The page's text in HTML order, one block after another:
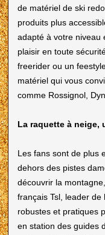
de matériel de ski
produits plus
adapté à votre niveau
plaisir en toute
freerider ou un
matériel qui vous
comme Rossignol,
La raquette à neige,
Les fans sont de plus
dehors des pistes
découvrir la
français Tsl, leader
robustes et pratiques
en station des guides